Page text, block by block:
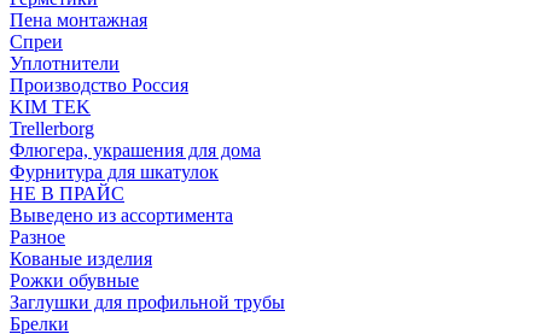
Пена монтажная
Спреи
Уплотнители
Производство Россия
KIM TEK
Trellerborg
Флюгера, украшения для дома
Фурнитура для шкатулок
НЕ В ПРАЙС
Выведено из ассортимента
Разное
Кованые изделия
Рожки обувные
Заглушки для профильной трубы
Брелки